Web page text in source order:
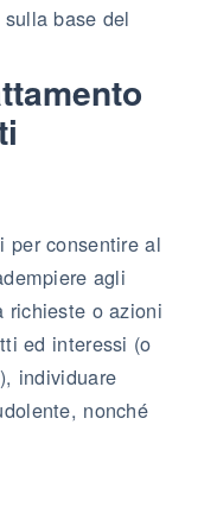
base del
per consentire al
agli
richieste o azioni
ed interessi (o
individuare
nonché